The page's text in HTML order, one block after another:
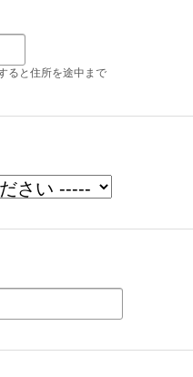
ると住所を途中まで